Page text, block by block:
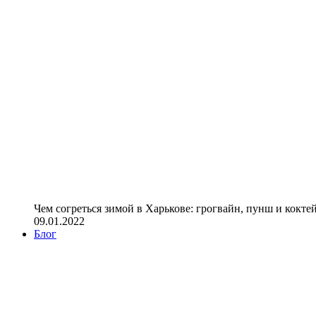
Чем согреться зимой в Харькове: грогвайн, пунш и
09.01.2022
Блог